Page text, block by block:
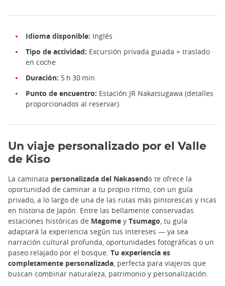
Idioma disponible: Inglés
Tipo de actividad: Excursión privada guiada + traslado
en coche
Duración: 5 h 30 min
Punto de encuentro: Estación JR Nakatsugawa (detalles
proporcionados al reservar)
Un viaje personalizado por el Valle
de Kiso
La caminata personalizada del Nakasendō te ofrece la
oportunidad de caminar a tu propio ritmo, con un guía
privado, a lo largo de una de las rutas más pintorescas y ricas
en historia de Japón. Entre las bellamente conservadas
estaciones históricas de Magome y Tsumago, tu guía
adaptará la experiencia según tus intereses — ya sea
narración cultural profunda, oportunidades fotográficas o un
paseo relajado por el bosque. Tu experiencia es
completamente personalizada, perfecta para viajeros que
buscan combinar naturaleza, patrimonio y personalización.